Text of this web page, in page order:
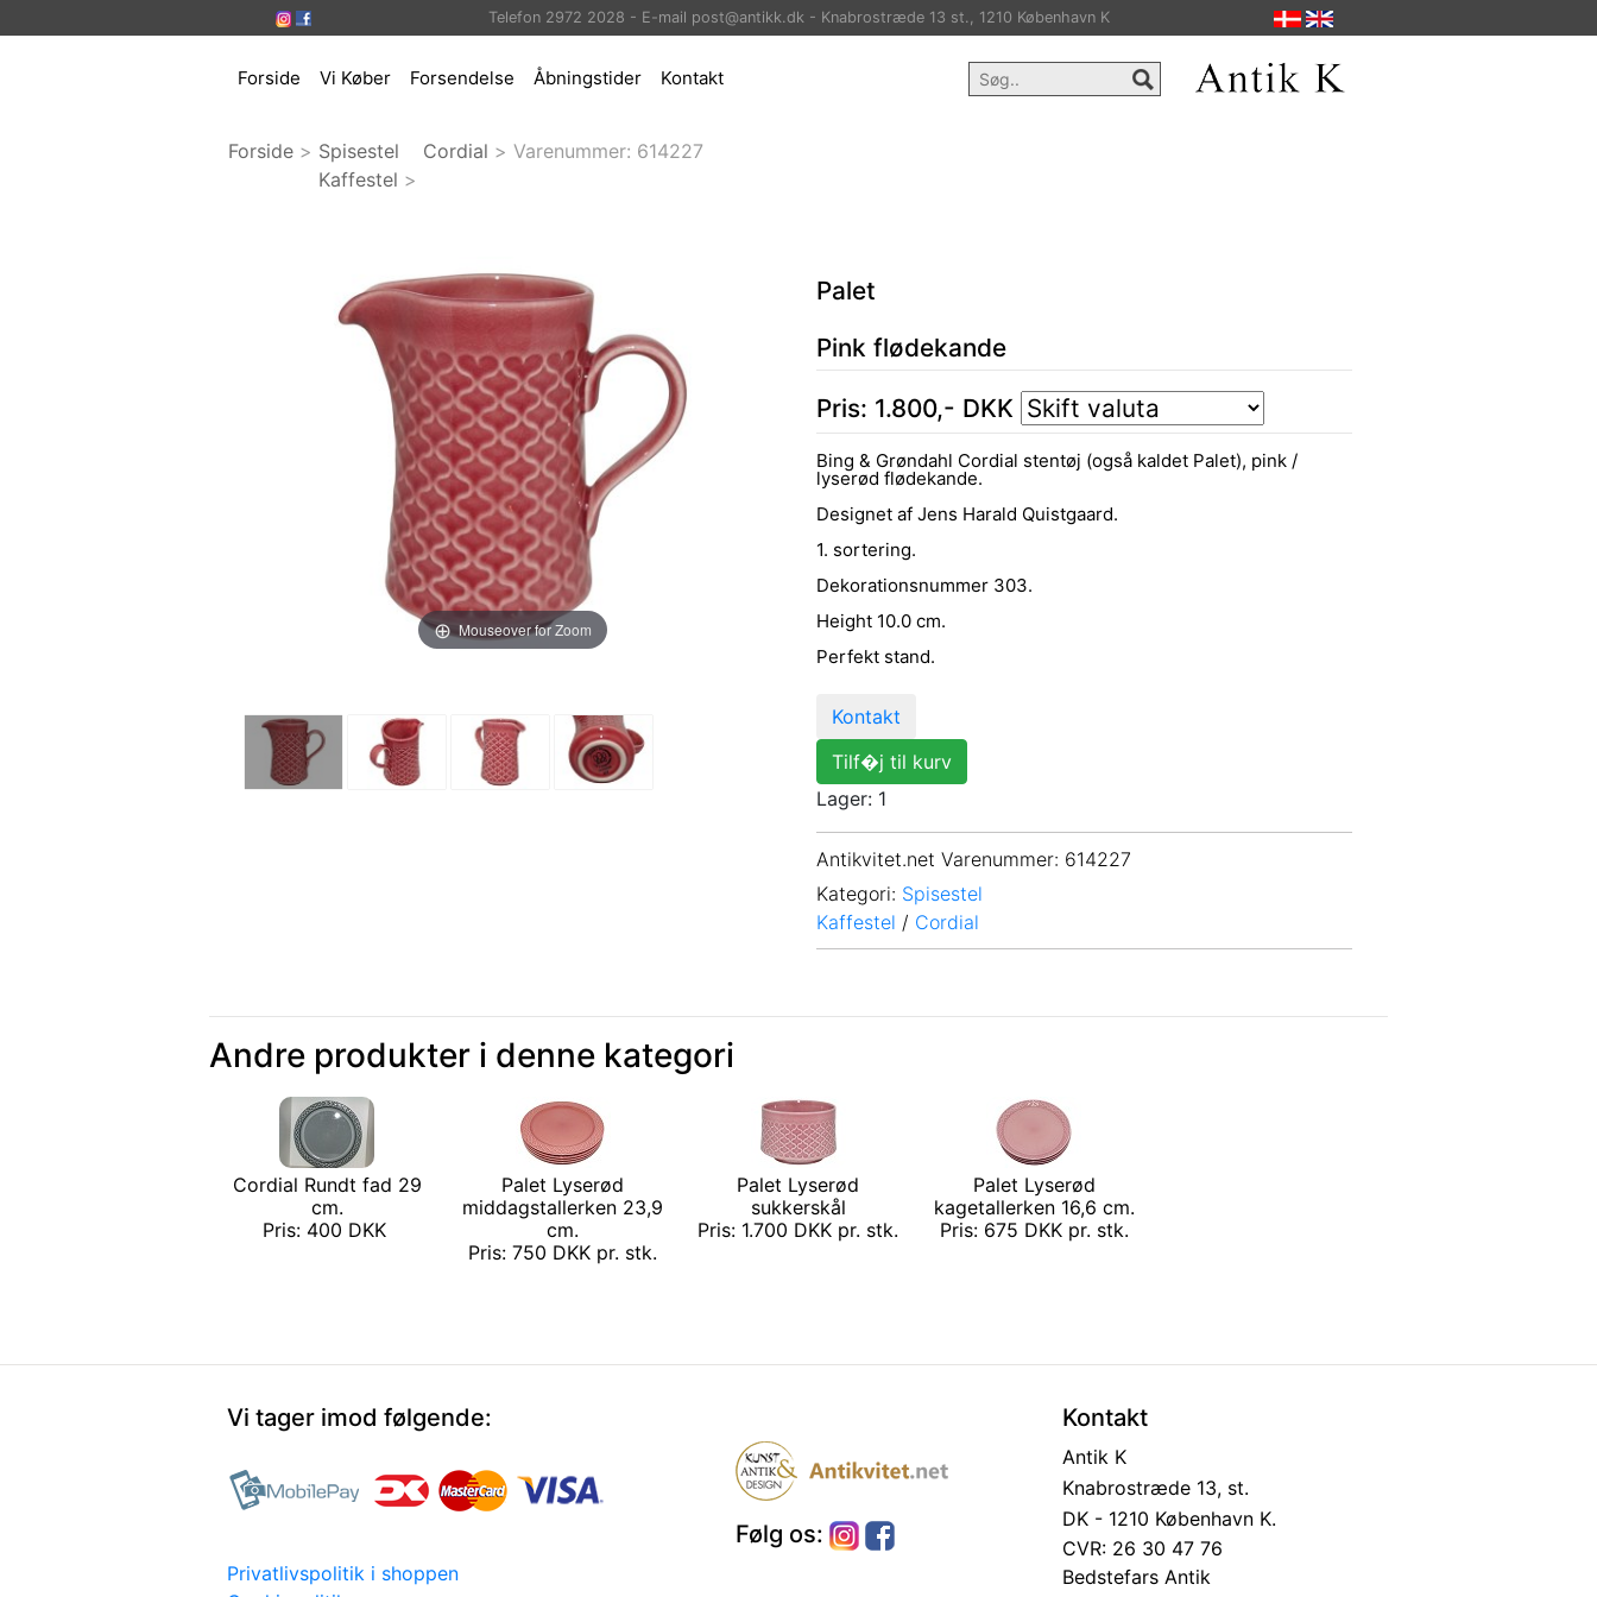
Telefon 2972 2028 - E-mail post@antikk.dk - Knabrostræde 13 st., 1210 København K
Forside Vi Køber Forsendelse Åbningstider Kontakt
Forside > Spisestel
Kaffestel >
Cordial > Varenummer: 614227
Mouseover for Zoom
Palet
Pink flødekande
Pris: 1.800,- DKK
Bing & Grøndahl Cordial stentøj (også kaldet Palet), pink /
lyserød flødekande.
Designet af Jens Harald Quistgaard.
1. sortering.
Dekorationsnummer 303.
Height 10.0 cm.
Perfekt stand.
Kontakt
Tilf�j til kurv
Lager: 1
Antikvitet.net Varenummer: 614227
Kategori: Spisestel
Kaffestel / Cordial
Andre produkter i denne kategori
Cordial Rundt fad 29
cm.
Pris: 400 DKK
Palet Lyserød
middagstallerken 23,9
cm.
Pris: 750 DKK pr. stk.
Palet Lyserød
sukkerskål
Pris: 1.700 DKK pr. stk.
Palet Lyserød
kagetallerken 16,6 cm.
Pris: 675 DKK pr. stk.
Vi tager imod følgende:
Privatlivspolitik i shoppen
Følg os:
Kontakt
Antik K
Knabrostræde 13, st.
DK - 1210 København K.
CVR: 26 30 47 76
Bedstefars Antik